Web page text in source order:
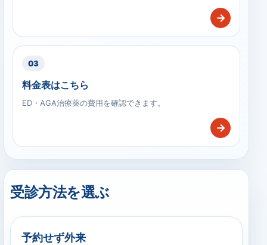
→
03
料金表はこちら
ED・AGA治療薬の費用を確認できます。
→
受診方法を選ぶ
予約せず外来